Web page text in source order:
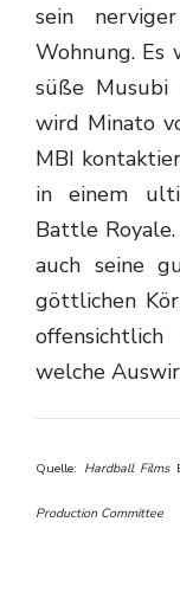
sein
Wohnung. Es
süße
wird Minato
MBI
in einem
Battle
auch seine
göttlichen
welche
Quelle: Hardball Films
Production Committee